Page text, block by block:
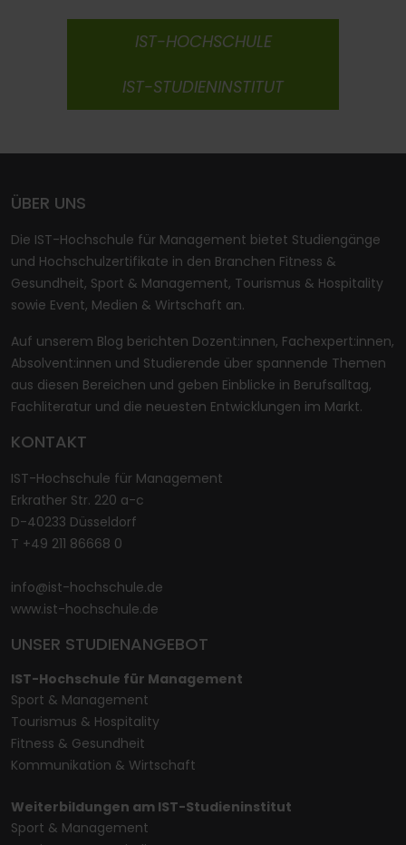
IST-HOCHSCHULE
IST-STUDIENINSTITUT
ÜBER UNS
Die IST-Hochschule für Management bietet Studiengänge
und Hochschulzertifikate in den Branchen Fitness &
Gesundheit, Sport & Management, Tourismus & Hospitality
sowie Event, Medien & Wirtschaft an.
Auf unserem Blog berichten Dozent:innen, Fachexpert:innen,
Absolvent:innen und Studierende über spannende Themen
aus diesen Bereichen und geben Einblicke in Berufsalltag,
Fachliteratur und die neuesten Entwicklungen im Markt.
KONTAKT
IST-Hochschule für Management
Erkrather Str. 220 a-c
D-40233 Düsseldorf
T +49 211 86668 0
info@ist-hochschule.de
www.ist-hochschule.de
UNSER STUDIENANGEBOT
IST-Hochschule für Management
Sport & Management
Tourismus & Hospitality
Fitness & Gesundheit
Kommunikation & Wirtschaft
Weiterbildungen am IST-Studieninstitut
Sport & Management